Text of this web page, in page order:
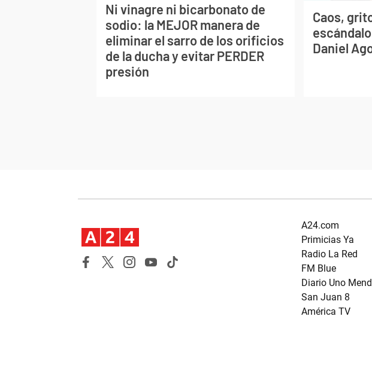
Ni vinagre ni bicarbonato de
sodio: la MEJOR manera de
eliminar el sarro de los orificios
de la ducha y evitar PERDER
presión
Caos,
Daniel
A24.com
Primicias Ya
Radio La Red
FM Blue
Diario Uno
San Juan 8
América TV